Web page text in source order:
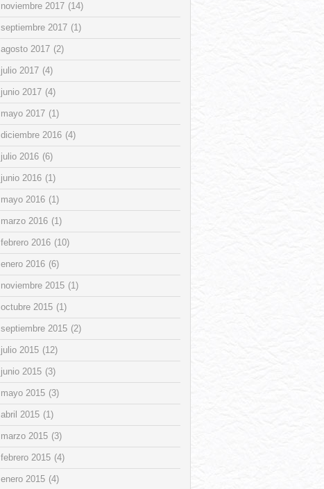
noviembre 2017 (14)
septiembre 2017 (1)
agosto 2017 (2)
julio 2017 (4)
junio 2017 (4)
mayo 2017 (1)
diciembre 2016 (4)
julio 2016 (6)
junio 2016 (1)
mayo 2016 (1)
marzo 2016 (1)
febrero 2016 (10)
enero 2016 (6)
noviembre 2015 (1)
octubre 2015 (1)
septiembre 2015 (2)
julio 2015 (12)
junio 2015 (3)
mayo 2015 (3)
abril 2015 (1)
marzo 2015 (3)
febrero 2015 (4)
enero 2015 (4)